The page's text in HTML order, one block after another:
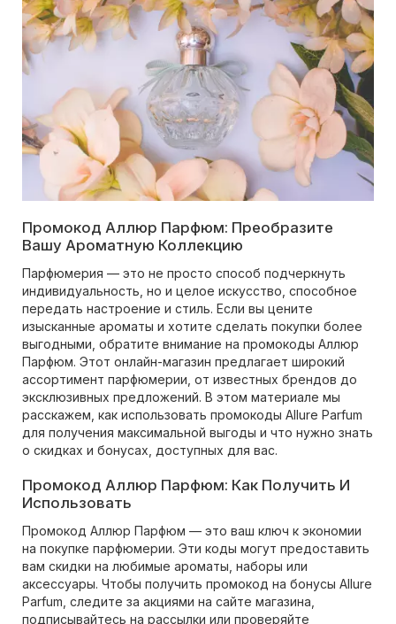
Промокод Аллюр Парфюм: Преобразите
Вашу Ароматную Коллекцию
Парфюмерия — это не просто способ подчеркнуть
индивидуальность, но и целое искусство, способное
передать настроение и стиль. Если вы цените
изысканные ароматы и хотите сделать покупки более
выгодными, обратите внимание на промокоды Аллюр
Парфюм. Этот онлайн-магазин предлагает широкий
ассортимент парфюмерии, от известных брендов до
эксклюзивных предложений. В этом материале мы
расскажем, как использовать промокоды Allure Parfum
для получения максимальной выгоды и что нужно знать
о скидках и бонусах, доступных для вас.
Промокод Аллюр Парфюм: Как Получить И
Использовать
Промокод Аллюр Парфюм — это ваш ключ к экономии
на покупке парфюмерии. Эти коды могут предоставить
вам скидки на любимые ароматы, наборы или
аксессуары. Чтобы получить промокод на бонусы Allure
Parfum, следите за акциями на сайте магазина,
подписывайтесь на рассылки или проверяйте